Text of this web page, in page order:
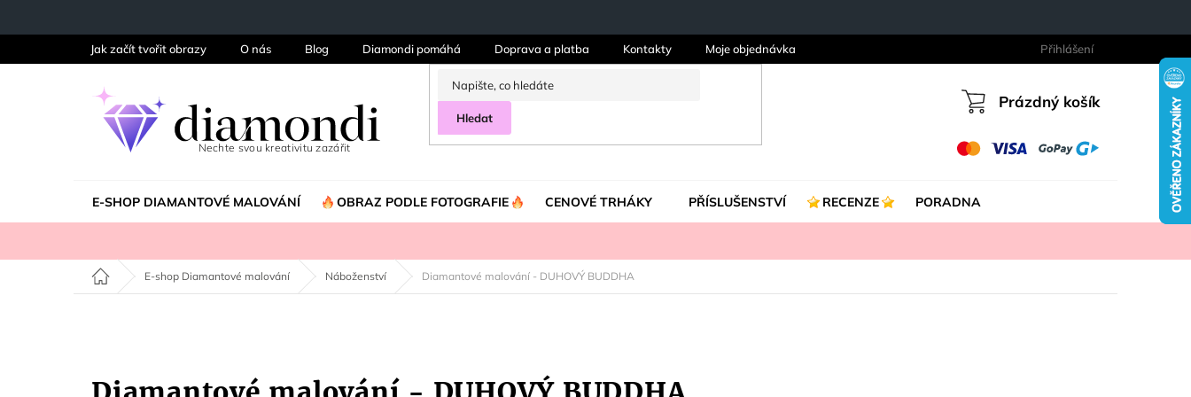
Jak začít tvořit obrazy O nás Blog Diamondi pomáhá Doprava a platba Kontakty Moje objednávka Přihlášení
Hledat
Nákupní
Prázdný košík
E-SHOP DIAMANTOVÉ MALOVÁNÍ OBRAZ PODLE FOTOGRAFIE CENOVÉ TRHÁKY PŘÍSLUŠENSTVÍ RECENZE PORADNA
Domů E-shop Diamantové malování Náboženství Diamantové malování - DUHOVÝ BUDDHA